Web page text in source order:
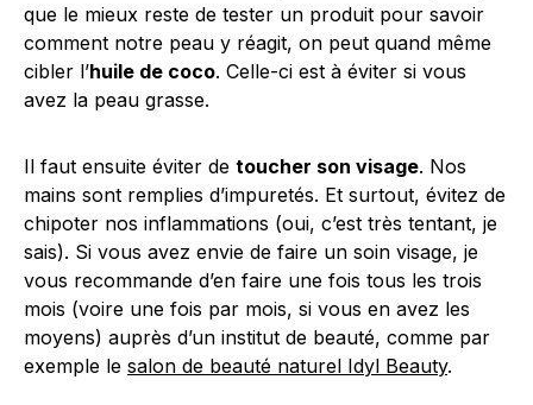
que le mieux reste de tester un produit pour savoir
comment notre peau y réagit, on peut quand même
cibler l’huile de coco. Celle-ci est à éviter si vous
avez la peau grasse.
Il faut ensuite éviter de toucher son visage. Nos
mains sont remplies d’impuretés. Et surtout, évitez de
chipoter nos inflammations (oui, c’est très tentant, je
sais). Si vous avez envie de faire un soin visage, je
vous recommande d’en faire une fois tous les trois
mois (voire une fois par mois, si vous en avez les
moyens) auprès d’un institut de beauté, comme par
exemple le salon de beauté naturel Idyl Beauty.